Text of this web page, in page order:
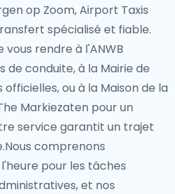
op Zoom, Airport Taxis
spécialisé et fiable.
vous rendre à l'ANWB
de conduite, à la Mairie de
ou à la Maison de la
Markiezaten pour un
service garantit un trajet
comprenons
pour les tâches
et nos